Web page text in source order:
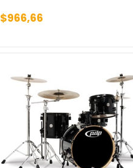
$966,66